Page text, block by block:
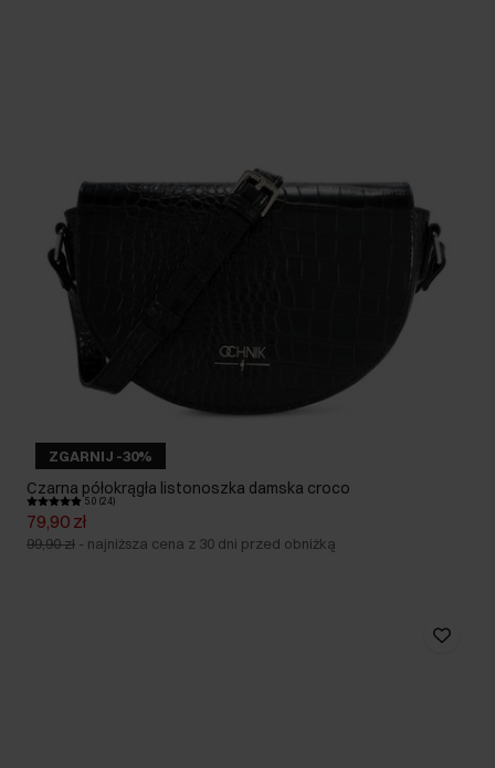
ZGARNIJ -30%
Czarna półokrągła listonoszka damska croco
5.0 (24)
79,90 zł
99,90 zł - najniższa cena z 30 dni przed obniżką